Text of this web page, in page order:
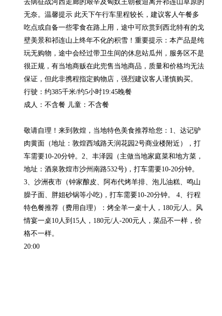
去病征战河西走廊的艰辛及匈奴王朝被迫离开祁连山草原的
无奈。温馨提示 此天下午行车里程较长，建议客人午餐多
吃点或自备一些零食在路上用，途中可欣赏到西北特有的戈
壁美景和祁连山上终年不化的积雪！重要提示：本产品是纯
玩无购物，途中会经过带卫生间的休息站瓜州，服务区不是
很正规，有当地商贩在此兜售当地商品，质量和价格均无法
保证，但此非携程指定购物店，强烈建议客人谨慎购买。
行驶：约385千米/约5小时19:45晚餐
成人：不含餐 儿童：不含餐
敬请自理！来到敦煌，当地特色美食推荐给您：1、达记驴
肉黄面（地址：敦煌西域路天润花园2号商业楼附近），打
车需要10-20分钟。2、丰泽园（主做当地家庭菜和地方菜，
地址：酒泉敦煌市沙州南路532号)，打车需要10-20分钟。
3、沙洲夜市（钟家酿皮、阿布代烤羊排、泡儿油糕、鸣山
臊子面、胖姐砂锅等小吃)，打车需要10-20分钟。 4、行程
特色餐推荐（费用自理）：烤全羊一桌十人，180元/人。风
情宴一桌10人到15人，180元/人-200元人，菜品不一样，价
格不一样。
20:00